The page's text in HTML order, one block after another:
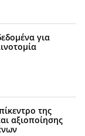
για
της
αξιοποίησης